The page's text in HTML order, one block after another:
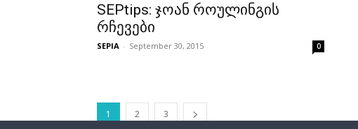
SEPtips: ჯოან როულინგის
რჩევები
SEPIA - September 30, 2015 0
1 2 3